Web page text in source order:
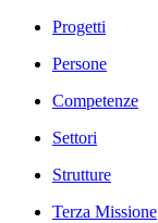
Progetti
Persone
Competenze
Settori
Strutture
Terza Missione